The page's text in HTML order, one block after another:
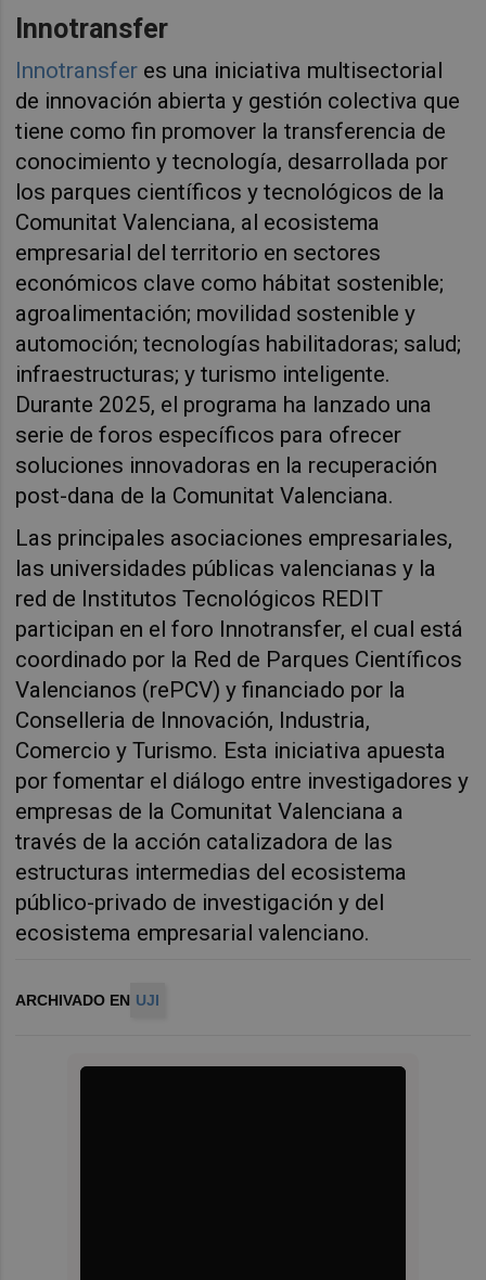
Innotransfer
Innotransfer es una iniciativa multisectorial
de innovación abierta y gestión colectiva que
tiene como fin promover la transferencia de
conocimiento y tecnología, desarrollada por
los parques científicos y tecnológicos de la
Comunitat Valenciana, al ecosistema
empresarial del territorio en sectores
económicos clave como hábitat sostenible;
agroalimentación; movilidad sostenible y
automoción; tecnologías habilitadoras; salud;
infraestructuras; y turismo inteligente.
Durante 2025, el programa ha lanzado una
serie de foros específicos para ofrecer
soluciones innovadoras en la recuperación
post-dana de la Comunitat Valenciana.
Las principales asociaciones empresariales,
las universidades públicas valencianas y la
red de Institutos Tecnológicos REDIT
participan en el foro Innotransfer, el cual está
coordinado por la Red de Parques Científicos
Valencianos (rePCV) y financiado por la
Conselleria de Innovación, Industria,
Comercio y Turismo. Esta iniciativa apuesta
por fomentar el diálogo entre investigadores y
empresas de la Comunitat Valenciana a
través de la acción catalizadora de las
estructuras intermedias del ecosistema
público-privado de investigación y del
ecosistema empresarial valenciano.
ARCHIVADO EN UJI